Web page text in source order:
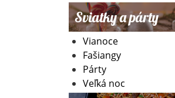
Sviatky a párty
Vianoce
Fašiangy
Párty
Veľká noc